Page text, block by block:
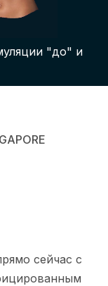
"до" и
сейчас с